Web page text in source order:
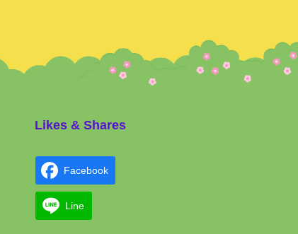
Likes & Shares
Facebook
Line